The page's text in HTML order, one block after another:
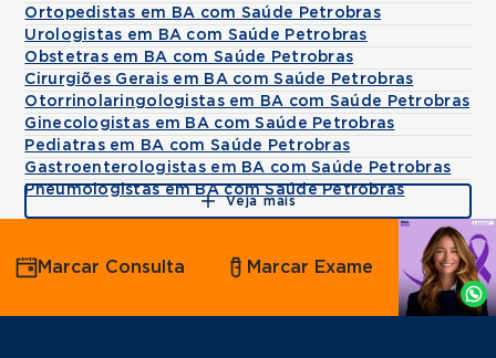
Ortopedistas em BA com Saúde Petrobras
Urologistas em BA com Saúde Petrobras
Obstetras em BA com Saúde Petrobras
Cirurgiões Gerais em BA com Saúde Petrobras
Otorrinolaringologistas em BA com Saúde Petrobras
Ginecologistas em BA com Saúde Petrobras
Pediatras em BA com Saúde Petrobras
Gastroenterologistas em BA com Saúde Petrobras
Pneumologistas em BA com Saúde Petrobras
Veja mais
Agende
por
Whatsapp
Marcar Consulta Marcar Exame